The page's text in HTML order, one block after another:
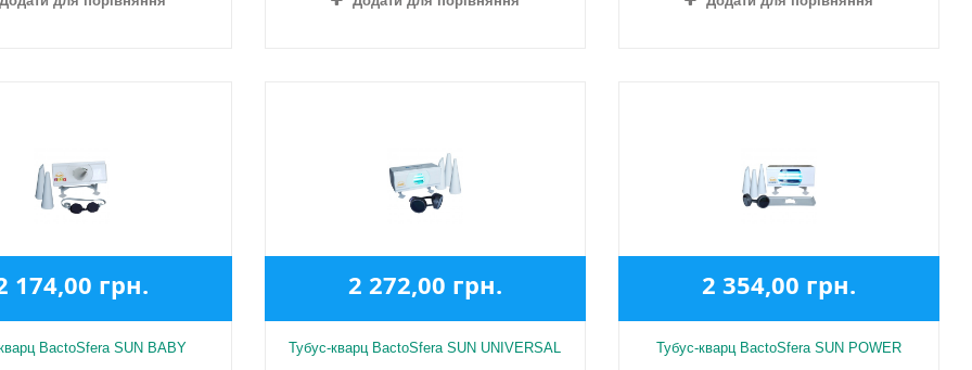
174,00 грн.
BactoSfera SUN BABY
2 272,00 грн.
Тубус-кварц BactoSfera SUN UNIVERSAL
2 354,00 грн.
Тубус-кварц BactoSfera SUN POWER